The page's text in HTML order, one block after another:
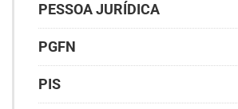
PESSOA JURÍDICA
PGFN
PIS